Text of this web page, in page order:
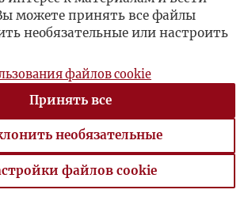
можете принять все файлы
необязательные или настроить
файлов cookie
Принять все
необязательные
файлов cookie
cookie